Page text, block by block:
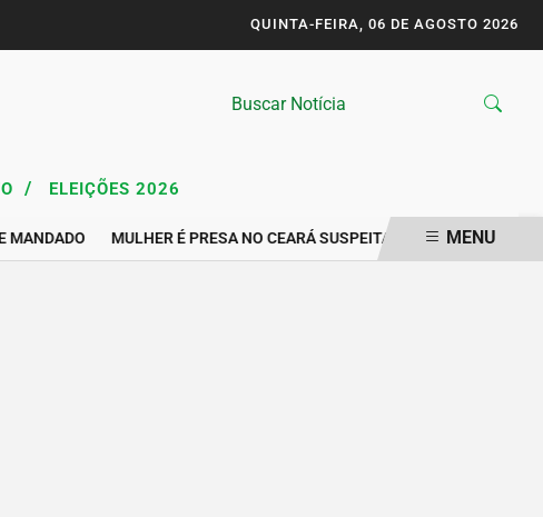
QUINTA-FEIRA, 06 DE AGOSTO 2026
/ ELEIÇÕES 2026
MULHER É PRESA NO CEARÁ SUSPEITA DE GRAVAR VÍDEO
MENU